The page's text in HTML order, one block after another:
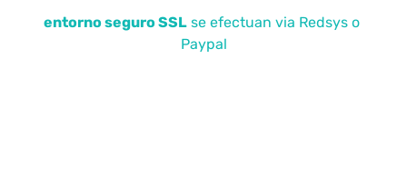
entorno seguro SSL se efectuan via Redsys o
Paypal